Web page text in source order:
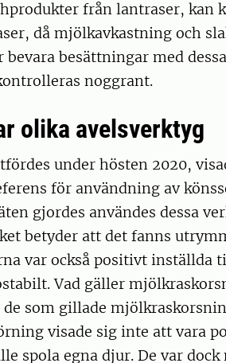
från lantraser, kan
då mjölkavkastning och
besättningar med
noggrant.
olika avelsverktyg
under hösten 2020,
för användning av
gjordes användes dessa
betyder att det fanns
var också positivt inställda
Vad gäller
som gillade
visade sig inte att vara
spola egna djur. De var